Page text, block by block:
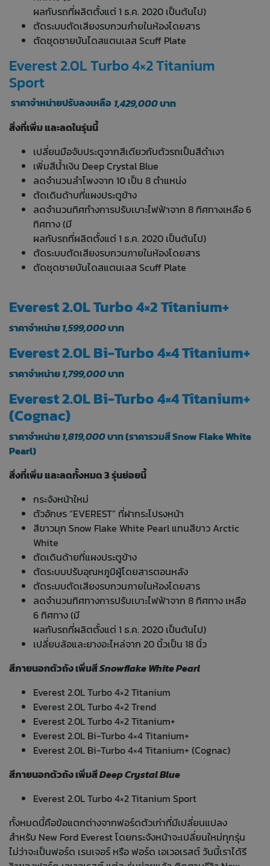
ผลกับรถที่ผลิตตั้งแต่ 1 ธ.ค. 2020 เป็นต้นไป)
ตัดระบบตัดเสียงรบกวนภำยในห้องโดยสาร
ตัดชุดชายบันไดสแตนเลส Scuff Plate
Everest 2.0L Turbo 4×2 Titanium
Sport
ราคาจำหน่ายปรับลงเหลือ 1,429,000บาท
สิ่งที่เพิ่ม และลดในรุ่นนี้
เปลี่ยนมือจับประตูจากสีเดียวกับตัวรถเป็นสีดำเงา
เพิ่มสีน้ำเงิน Deep Crystal Blue
ลดจำนวนลำโพงจาก 10 เป็น 8 ตำแหน่ง
ตัดเดินด้าบที่แผงประตูข้าง
ลดจำนวนทิศทำงการปรับเบาะไฟฟ้าจาก 8 ทิศทางเหลือ 6
ทิศทาง (มี
ผลกับรถที่ผลิตตั้งแต่ 1 ธ.ค. 2020 เป็นต้นไป)
ตัดระบบตัดเสียงรบกวนภายในห้องโดยสาร
ตัดชุดชายบันไดสแตนเลส Scuff Plate
Everest 2.0L Turbo 4×2 Titanium+
ราคาจำหน่าย1,599,000บาท
Everest 2.0L Bi-Turbo 4×4 Titanium+
ราคาจำหน่าย1,799,000บาท
Everest 2.0L Bi-Turbo 4×4 Titanium+
(Cognac)
ราคาจำหน่าย1,819,000บาท (ราคารวมสี Snow Flake White
Pearl)
สิ่งที่เพิ่ม และลดทั้งหมด 3 รุ่นย่อยนี้
กระจังหน้าใหม่
ตัวอักษร “EVEREST” ที่ฝากระโปรงหน้า
สีขาวมุก Snow Flake White Pearl แทนสีขาว Arctic
White
ตัดเดินด้ายที่แผงประตูข้าง
ตัดระบบปรับอุณหภูมิผู้โดยสารตอนหลัง
ตัดระบบตัดเสียงรบกวนภายในห้องโดยสาร
ลดจำนวนทิศทางการปรับเบาะไฟฟ้าจาก 8 ทิศทาง เหลือ
6 ทิศทาง (มี
ผลกับรถที่ผลิตตั้งแต่ 1 ธ.ค. 2020 เป็นต้นไป)
เปลี่ยนล้อและยางอะไหล่จาก 20 นิ้วเป็น 18 นิ้ว
สีภายนอกตัวถัง เพิ่มสีSnowflake White Pearl
Everest 2.0L Turbo 4×2 Titanium
Everest 2.0L Turbo 4×2 Trend
Everest 2.0L Turbo 4×2 Titanium+
Everest 2.0L Bi-Turbo 4×4 Titanium+
Everest 2.0L Bi-Turbo 4×4 Titanium+ (Cognac)
สีภายนอกตัวถัง เพิ่มสีDeep Crystal Blue
Everest 2.0L Turbo 4×2 Titanium Sport
ทั้งหมดนี้คือข้อแตกต่างจากฟอร์ดตัวเก่าที่มีเปลี่ยนแปลง
สำหรับ New Ford Everest โดยกระจังหน้าจะเปลี่ยนใหม่ทุกรุ่น
ไม่ว่าจะเป็นฟอร์ด เรนเจอร์ หรือ ฟอร์ด เอเวอเรสต์ วันนี้เราได้รี